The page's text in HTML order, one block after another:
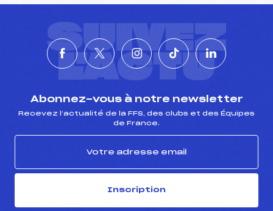
SUIVEZ
L'ACTU
Abonnez-vous à notre newsletter
Recevez l’actualité de la FFS, des clubs et des Équipes
de France.
Inscription